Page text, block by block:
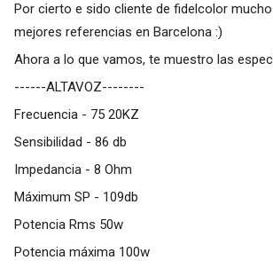
Por cierto e sido cliente de fidelcolor
mejores referencias en Barcelona :)
Ahora a lo que vamos, te muestro las
------ALTAVOZ--------
Frecuencia - 75 20KZ
Sensibilidad - 86 db
Impedancia - 8 Ohm
Máximum SP - 109db
Potencia Rms 50w
Potencia máxima 100w